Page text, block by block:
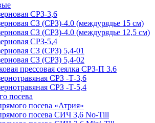
СРЗ-3,6
СЗ (СРЗ)-4.0 (междурядье 15 см)
СЗ (СРЗ)-4.0 (междурядье 12,5 см)
СРЗ-5,4
СЗ (СРЗ) 5,4-01
СЗ (СРЗ) 5,4-02
прессовая сеялка СРЗ-П 3.6
СРЗ -Т-3,6
СРЗ -Т-5,4
посева
посева «Атрия»
посева СИЧ 3,6 No-Till